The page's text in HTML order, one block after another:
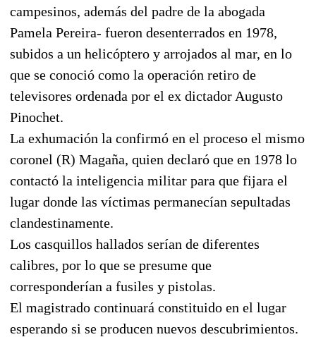
campesinos, además del padre de la abogada
Pamela Pereira- fueron desenterrados en 1978,
subidos a un helicóptero y arrojados al mar, en lo
que se conoció como la operación retiro de
televisores ordenada por el ex dictador Augusto
Pinochet.
La exhumación la confirmó en el proceso el mismo
coronel (R) Magaña, quien declaró que en 1978 lo
contactó la inteligencia militar para que fijara el
lugar donde las víctimas permanecían sepultadas
clandestinamente.
Los casquillos hallados serían de diferentes
calibres, por lo que se presume que
corresponderían a fusiles y pistolas.
El magistrado continuará constituido en el lugar
esperando si se producen nuevos descubrimientos.